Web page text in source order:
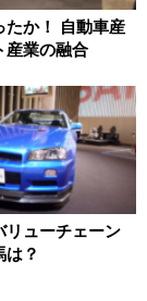
たか！ 自動車産
産業の融合
リューチェーン
は？